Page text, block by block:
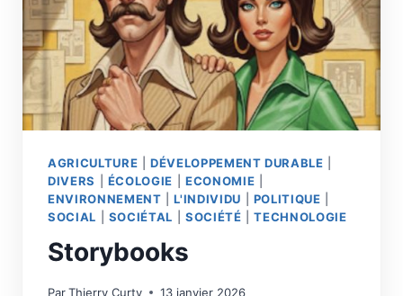
AGRICULTURE |DÉVELOPPEMENT DURABLE
DIVERS
ÉCOLOGIE ECONOMIE
ENVIRONNEMENT |L'INDIVIDU POLITIQUE
SOCIAL
SOCIÉTAL SOCIÉTÉ |TECHNOLOGIE
Storybooks
ParThierry Curty 13 janvier 2026